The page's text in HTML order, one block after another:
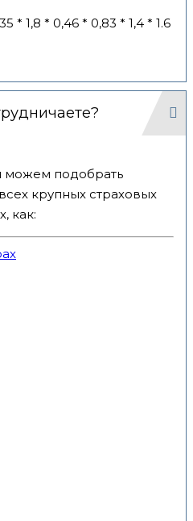
* 1,8 * 0,46 * 0,83 * 1,4 * 1.6
можем подобрать
крупных страховых
как: